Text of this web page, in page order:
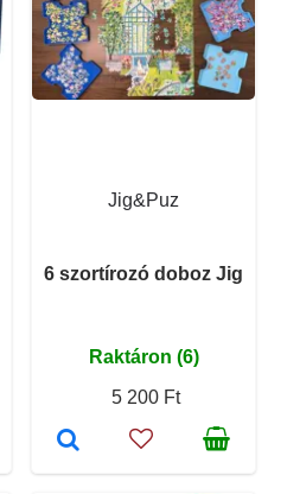
Jig&Puz
6 szortírozó doboz Jig
Raktáron (6)
5 200 Ft